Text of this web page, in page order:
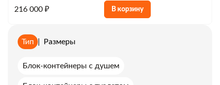
216 000 ₽ В корзину
Тип Размеры
Блок-контейнеры с душем